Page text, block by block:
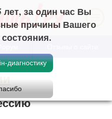
за один час Вы
причины Вашего